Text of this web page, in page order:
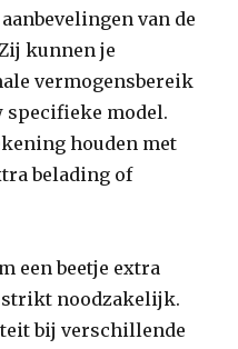
van de
kunnen je
vermogensbereik
specifieke model.
houden met
belading of
een beetje extra
strikt noodzakelijk.
bij verschillende